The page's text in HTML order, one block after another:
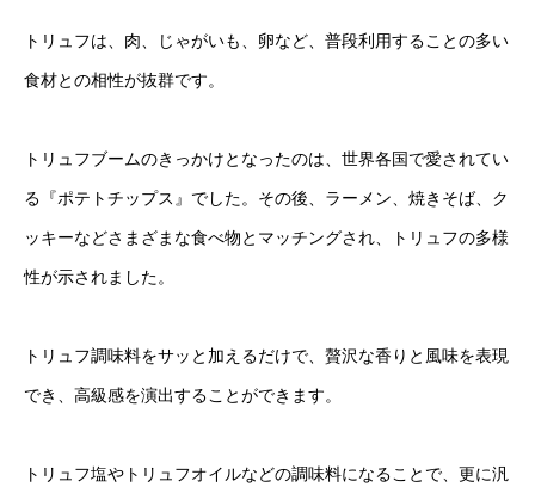
トリュフは、肉、じゃがいも、卵など、普段利用することの多い
食材との相性が抜群です。
トリュフブームのきっかけとなったのは、世界各国で愛されてい
る『ポテトチップス』でした。その後、ラーメン、焼きそば、ク
ッキーなどさまざまな食べ物とマッチングされ、トリュフの多様
性が示されました。
トリュフ調味料をサッと加えるだけで、贅沢な香りと風味を表現
でき、高級感を演出することができます。
トリュフ塩やトリュフオイルなどの調味料になることで、更に汎